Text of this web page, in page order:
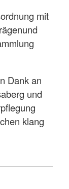
mit
Dank an
und
klang